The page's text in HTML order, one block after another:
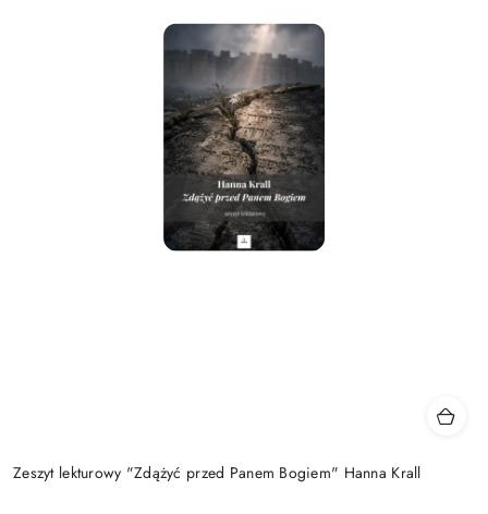
Zeszyt lekturowy "Zdążyć przed Panem Bogiem" Hanna Krall